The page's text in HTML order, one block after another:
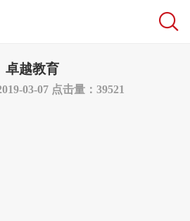
卓越教育
03-07 点击量：39521